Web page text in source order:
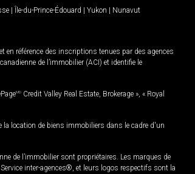
| Île-du-Prince-Édouard | Yukon | Nunavut
référence des inscriptions tenues par des agences
de l’immobilier (ACI) et identifie le
MD Credit Valley Real Estate, Brokerage », « Royal
la location de biens immobiliers dans le cadre d'un
de l’immobilier sont propriétaires. Les marques de
inter-agences®, et leurs logos respectifs sont la